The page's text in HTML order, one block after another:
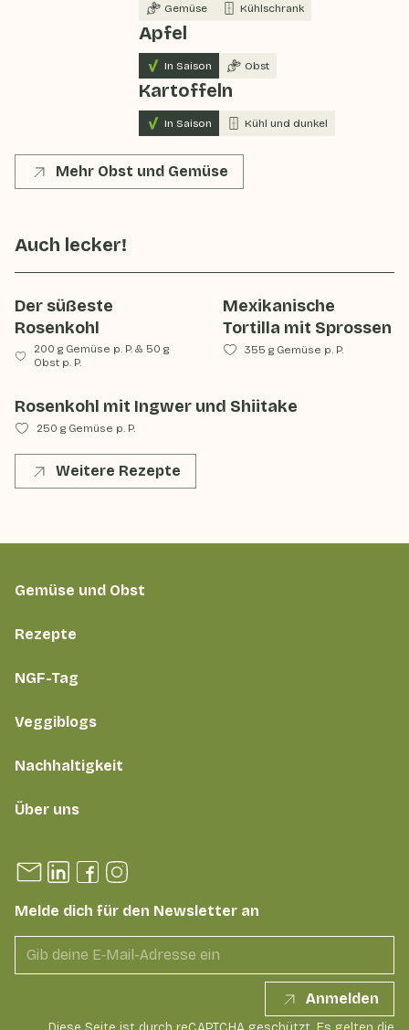
Gemüse Kühlschrank
Apfel
In Saison Obst
Kartoffeln
In Saison Kühl und dunkel
Mehr Obst und Gemüse
Auch lecker!
Der süßeste
Rosenkohl
200 g Gemüse p. P. & 50 g
Obst p. P.
Mexikanische
Tortilla mit Sprossen
355 g Gemüse p. P.
Rosenkohl mit Ingwer und Shiitake
250 g Gemüse p. P.
Weitere Rezepte
Gemüse und Obst
Rezepte
NGF-Tag
Veggiblogs
Nachhaltigkeit
Über uns
Melde dich für den Newsletter an
Anmelden